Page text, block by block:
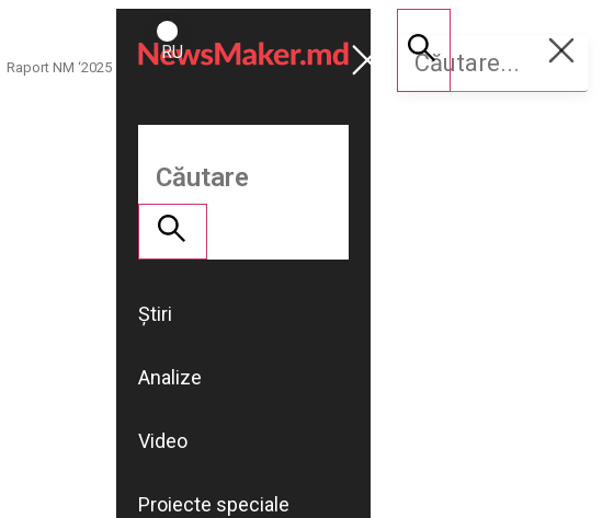
Raport NM ‘2025
ROMÂNĂ
RU
Susține
NM
Știri
Analize
Video
Proiecte speciale